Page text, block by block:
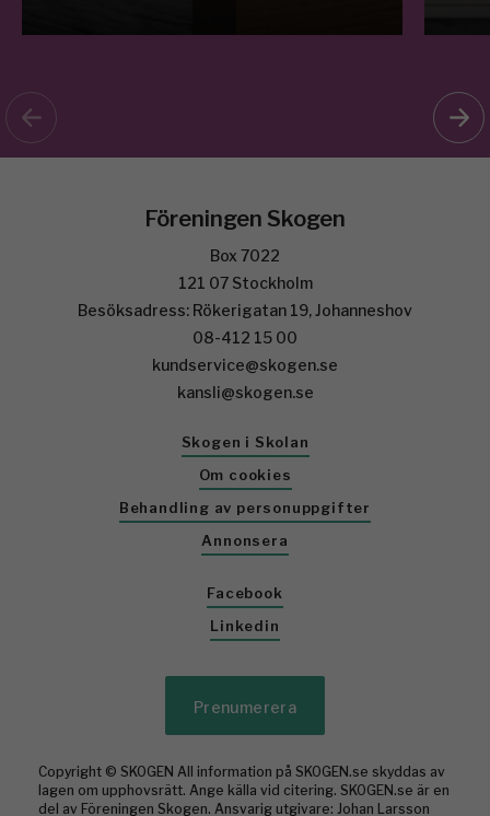
Föreningen Skogen
Box 7022
121 07 Stockholm
Besöksadress: Rökerigatan 19, Johanneshov
08-412 15 00
kundservice@skogen.se
kansli@skogen.se
Skogen i Skolan
Om cookies
Behandling av personuppgifter
Annonsera
Facebook
Linkedin
Prenumerera
Copyright © SKOGEN All information på SKOGEN.se skyddas av
lagen om upphovsrätt. Ange källa vid citering. SKOGEN.se är en
del av Föreningen Skogen. Ansvarig utgivare: Johan Larsson